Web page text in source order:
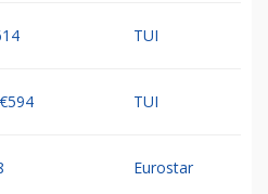
TUI
TUI
Eurostar